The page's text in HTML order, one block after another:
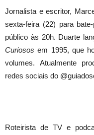
Jornalista e escritor,
sexta-feira (22) para
público às 20h. Duarte
Curiosos em 1995, que
volumes. Atualmente
redes sociais do
Roteirista de TV e